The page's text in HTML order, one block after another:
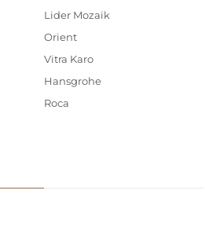
Lider Mozaik
Orient
Vitra Karo
Hansgrohe
Roca